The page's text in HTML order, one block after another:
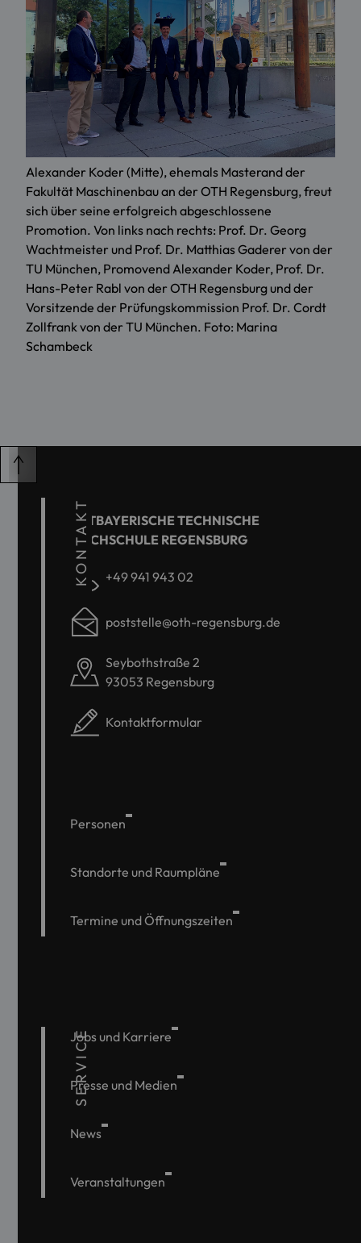
Alexander Koder (Mitte), ehemals Masterand der
Fakultät Maschinenbau an der OTH Regensburg, freut
sich über seine erfolgreich abgeschlossene
Promotion. Von links nach rechts: Prof. Dr. Georg
Wachtmeister und Prof. Dr. Matthias Gaderer von der
TU München, Promovend Alexander Koder, Prof. Dr.
Hans-Peter Rabl von der OTH Regensburg und der
Vorsitzende der Prüfungskommission Prof. Dr. Cordt
Zollfrank von der TU München. Foto: Marina
Schambeck
KONTAKT
OSTBAYERISCHE TECHNISCHE
HOCHSCHULE REGENSBURG
+49 941 943 02
poststelle@oth-regensburg.de
Seybothstraße 2
93053 Regensburg
Kontaktformular
Personen
Standorte und Raumpläne
Termine und Öffnungszeiten
SERVICE
Jobs und Karriere
Presse und Medien
News
Veranstaltungen